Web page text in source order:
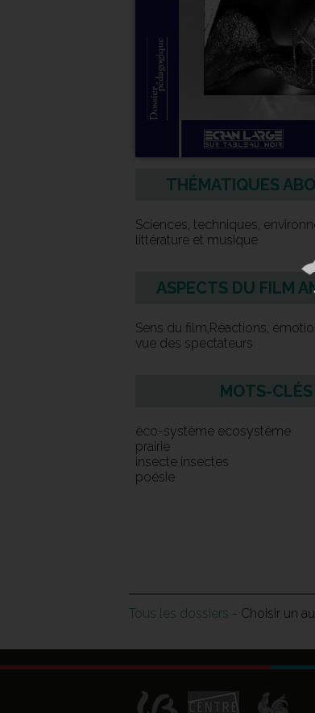
THÉMATIQUES
Sciences, techniques,
littérature et musique
ASPECTS DU FILM
Sens du film,Réactions,
vue des spectateurs
MOTS-CLÉS
éco-système ecosystème
prairie
insecte insectes
poésie
Tous les dossiers - Choisir un